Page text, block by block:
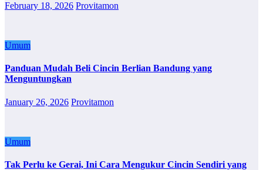
February 18, 2026 Provitamon
Umum
Panduan Mudah Beli Cincin Berlian Bandung yang
Menguntungkan
January 26, 2026 Provitamon
Umum
Tak Perlu ke Gerai, Ini Cara Mengukur Cincin Sendiri yang